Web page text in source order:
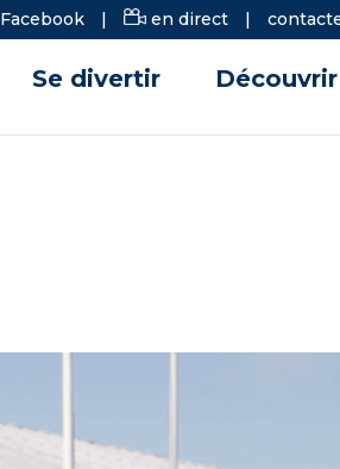
Facebook | en direct |
Se divertir Découvrir